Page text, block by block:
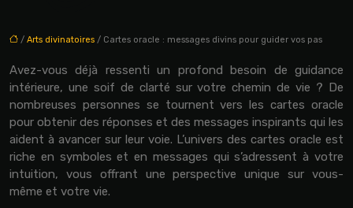
/ Arts divinatoires / Cartes oracle : messages divins pour guider vos pas
Avez-vous déjà ressenti un profond besoin de guidance
intérieure, une soif de clarté sur votre chemin de vie ? De
nombreuses personnes se tournent vers les cartes oracle
pour obtenir des réponses et des messages inspirants qui les
aident à avancer sur leur voie. L’univers des cartes oracle est
riche en symboles et en messages qui s’adressent à votre
intuition, vous offrant une perspective unique sur vous-
même et votre vie.